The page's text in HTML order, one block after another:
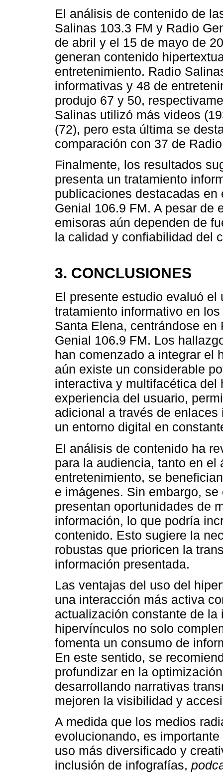
El análisis de contenido de
Salinas 103.3 FM y Radio
de abril y el 15 de mayo de
generan contenido
entretenimiento. Radio
informativas y 48 de
produjo 67 y 50,
Salinas utilizó más videos
(72), pero esta última se
comparación con 37 de
Finalmente, los resultados
presenta un tratamiento
publicaciones destacadas
Genial 106.9 FM. A pesar de
emisoras aún dependen de
la calidad y confiabilidad del
3. CONCLUSIONES
El presente estudio evaluó
tratamiento informativo en
Santa Elena, centrándose
Genial 106.9 FM. Los
han comenzado a integrar el
aún existe un considerable
interactiva y multifacética del
experiencia del usuario,
adicional a través de
un entorno digital en
El análisis de contenido ha
para la audiencia, tanto en
entretenimiento, se
e imágenes. Sin embargo,
presentan oportunidades de
información, lo que podría
contenido. Esto sugiere la
robustas que prioricen la
información presentada.
Las ventajas del uso del
una interacción más activa
actualización constante de
hipervínculos no solo
fomenta un consumo de
En este sentido, se
profundizar en la
desarrollando narrativas
mejoren la visibilidad y
A medida que los medios
evolucionando, es
uso más diversificado y
inclusión de infografías,